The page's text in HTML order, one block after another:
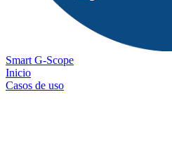
Smart G-Scope
Inicio
Casos de uso